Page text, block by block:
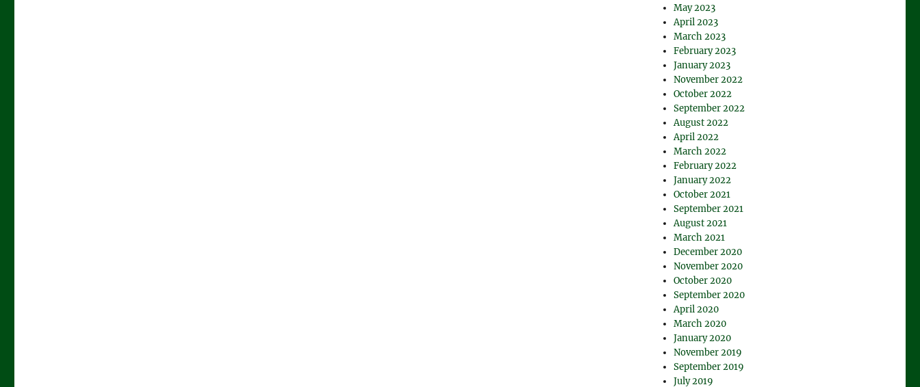
May 2023
April 2023
March 2023
February 2023
January 2023
November 2022
October 2022
September 2022
August 2022
April 2022
March 2022
February 2022
January 2022
October 2021
September 2021
August 2021
March 2021
December 2020
November 2020
October 2020
September 2020
April 2020
March 2020
January 2020
November 2019
September 2019
July 2019